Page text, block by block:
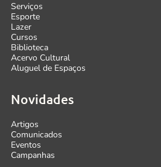
Serviços
Esporte
Lazer
Cursos
Biblioteca
Acervo Cultural
Aluguel de Espaços
Novidades
Artigos
Comunicados
Eventos
Campanhas